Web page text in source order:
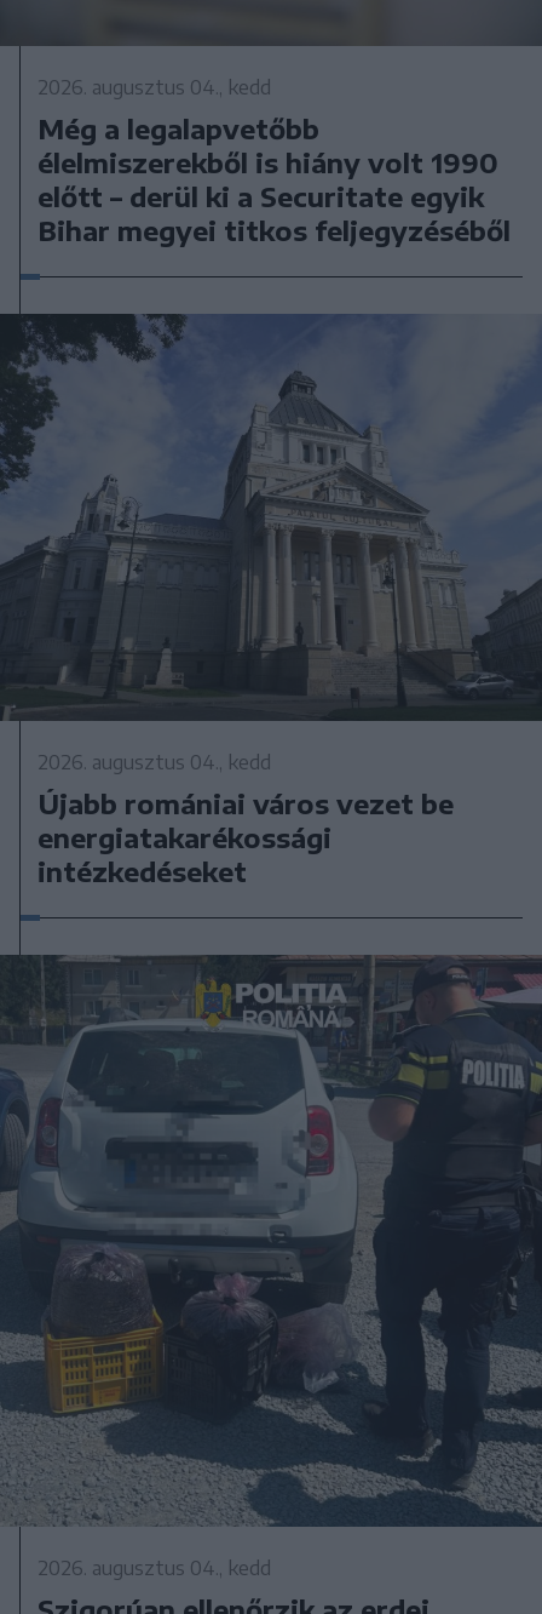
2026. augusztus 04., kedd
Még a legalapvetőbb
élelmiszerekből is hiány volt 1990
előtt – derül ki a Securitate egyik
Bihar megyei titkos feljegyzéséből
2026. augusztus 04., kedd
Újabb romániai város vezet be
energiatakarékossági
intézkedéseket
2026. augusztus 04., kedd